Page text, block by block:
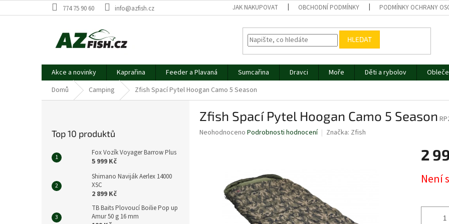
na
774 75 90 60 info@azfish.cz JAK NAKUPOVAT OBCHODNÍ PODMÍNKY PODMÍNKY OCHRANY
HLEDAT
Akce a novinky Kaprařina Feeder a Plavaná Sumcařina Dravci Moře Děti a rybolov
Domů
Camping Zfish Spací Pytel Hoogan Camo 5 Season
Top 10 produktů
Fox Vozík Voyager Barrow Plus
5 999 Kč
Shimano Naviják Aerlex 14000
XSC
2 899 Kč
TB Baits Plovoucí Boilie Pop up
Amur 50 g 16 mm
Zfish Spací Pytel Hoogan Camo 5 Season
Průměrné
hvězdiček.
Neohodnoceno Podrobnosti hodnocení Značka: Zfish
2
cena:
Není